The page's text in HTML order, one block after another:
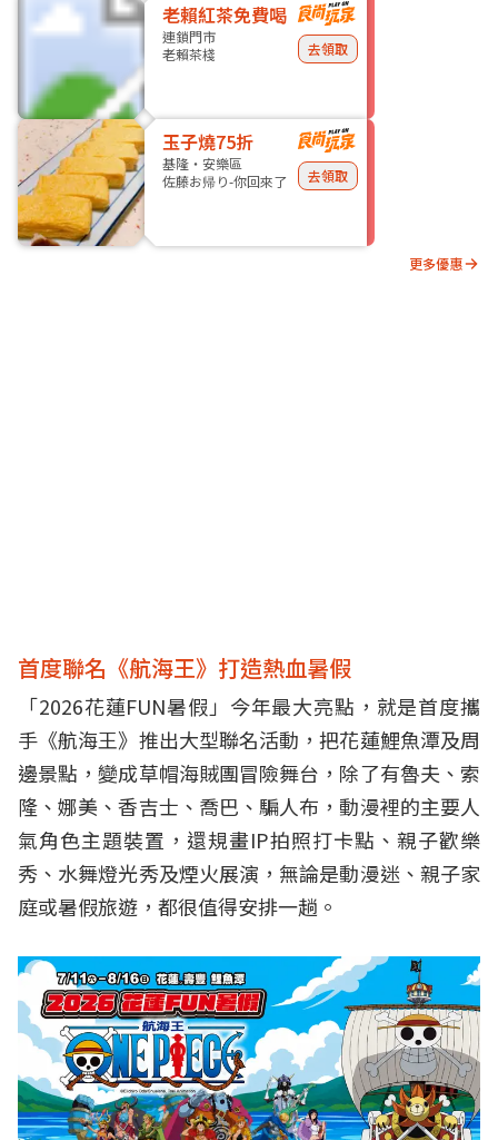
老賴紅茶免費喝
連鎖門市
老賴茶棧
去領取
玉子燒75折
基隆・安樂區
佐藤お帰り-你回來了
去領取
更多優惠
首度聯名《航海王》打造熱血暑假
「2026花蓮FUN暑假」今年最大亮點，就是首度攜
手《航海王》推出大型聯名活動，把花蓮鯉魚潭及周
邊景點，變成草帽海賊團冒險舞台，除了有魯夫、索
隆、娜美、香吉士、喬巴、騙人布，動漫裡的主要人
氣角色主題裝置，還規畫IP拍照打卡點、親子歡樂
秀、水舞燈光秀及煙火展演，無論是動漫迷、親子家
庭或暑假旅遊，都很值得安排一趟。